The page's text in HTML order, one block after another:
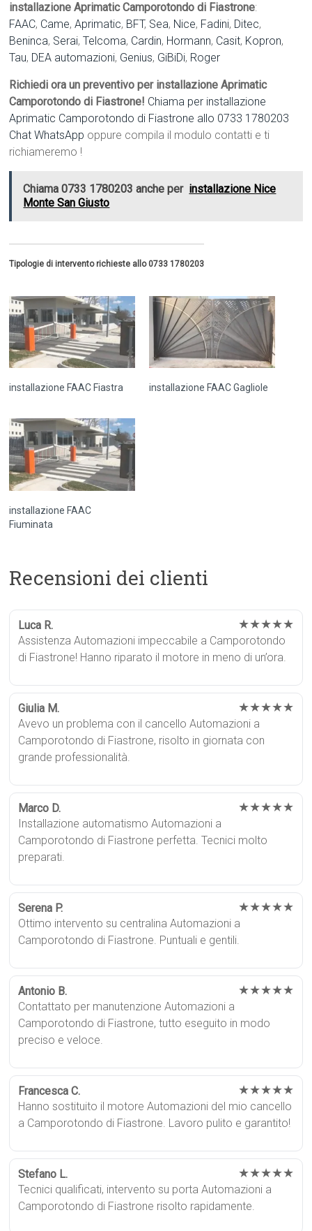
installazione Aprimatic Camporotondo di Fiastrone:
FAAC, Came,Aprimatic, BFT, Sea, Nice, Fadini, Ditec,
Beninca, Serai,Telcoma, Cardin, Hormann, Casit, Kopron,
Tau, DEA automazioni, Genius, GiBiDi, Roger
Richiedi ora un preventivo per installazione Aprimatic
Camporotondo di Fiastrone! Chiama per installazione
Aprimatic Camporotondo di Fiastrone allo 0733 1780203
Chat WhatsApp oppure compila il modulo contatti e ti
richiameremo !
Chiama 0733 1780203 anche per installazione Nice
Monte San Giusto
Tipologie di intervento richieste allo 0733 1780203
installazione FAAC Fiastra installazione FAAC Gagliole
installazione FAAC
Fiuminata
Recensioni dei clienti
Luca R. ★★★★★
Assistenza Automazioni impeccabile a Camporotondo
di Fiastrone! Hanno riparato il motore in meno di un’ora.
Giulia M. ★★★★★
Avevo un problema con il cancello Automazioni a
Camporotondo di Fiastrone, risolto in giornata con
grande professionalità.
Marco D. ★★★★★
Installazione automatismo Automazioni a
Camporotondo di Fiastrone perfetta. Tecnici molto
preparati.
Serena P. ★★★★★
Ottimo intervento su centralina Automazioni a
Camporotondo di Fiastrone. Puntuali e gentili.
Antonio B. ★★★★★
Contattato per manutenzione Automazioni a
Camporotondo di Fiastrone, tutto eseguito in modo
preciso e veloce.
Francesca C. ★★★★★
Hanno sostituito il motore Automazioni del mio cancello
a Camporotondo di Fiastrone. Lavoro pulito e garantito!
Stefano L. ★★★★★
Tecnici qualificati, intervento su porta Automazioni a
Camporotondo di Fiastrone risolto rapidamente.